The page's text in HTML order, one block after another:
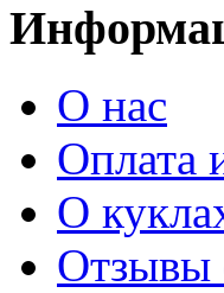
О нас
Оплата
О
Отзывы